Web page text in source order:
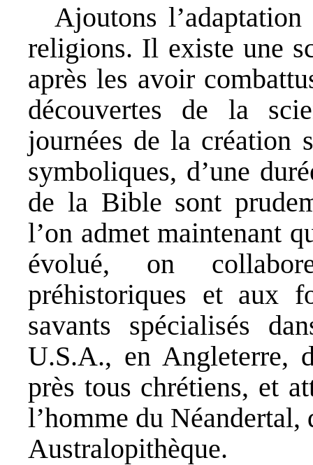
Ajoutons
religions. Il existe une
après les avoir
découvertes de la
journées de la création
symboliques, d’une
de la Bible sont
l’on admet maintenant
évolué, on
préhistoriques et aux
savants spécialisés
U.S.A., en Angleterre,
près tous chrétiens, et
l’homme du
Australopithèque.